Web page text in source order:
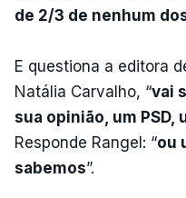
de 2/3 de nenhum
E questiona a editora
Natália Carvalho, “vai
sua opinião, um PSD,
Responde Rangel: “ou
sabemos”.